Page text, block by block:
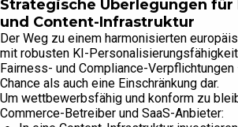
Strategische Überlegungen für
und Content-Infrastruktur
Der Weg zu einem harmonisierten
mit robusten KI-
Fairness- und Compliance-
Chance als auch eine Einschränkung dar.
Um wettbewerbsfähig und konform zu
Commerce-Betreiber und SaaS-Anbieter: